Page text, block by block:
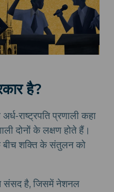
है?
राष्ट्रपति प्रणाली कहा
दोनों के लक्षण होते हैं।
बीच शक्ति के संतुलन को
संसद है, जिसमें नेशनल